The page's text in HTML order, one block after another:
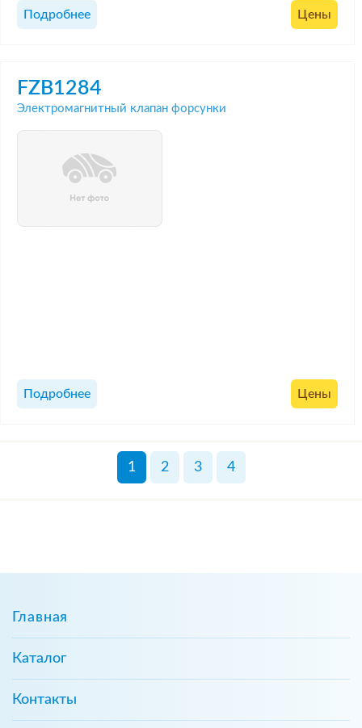
Подробнее Цены
FZB1284
Электромагнитный клапан форсунки
Подробнее Цены
1 2 3 4
Главная
Каталог
Контакты